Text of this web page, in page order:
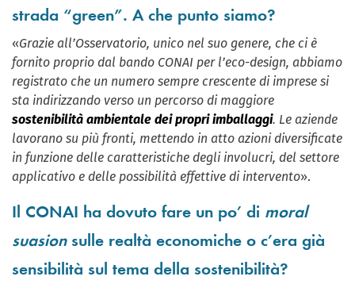
strada “green”. A che punto siamo?
«Grazie all’Osservatorio, unico nel suo genere, che ci è
fornito proprio dal bando CONAI per l’eco-design, abbiamo
registrato che un numero sempre crescente di imprese si
sta indirizzando verso un percorso di maggiore
sostenibilità ambientale dei propri imballaggi. Le aziende
lavorano su più fronti, mettendo in atto azioni diversificate
in funzione delle caratteristiche degli involucri, del settore
applicativo e delle possibilità effettive di intervento».
Il CONAI ha dovuto fare un po’ di moral
suasionsulle realtà economiche o c’era già
sensibilità sul tema della sostenibilità?